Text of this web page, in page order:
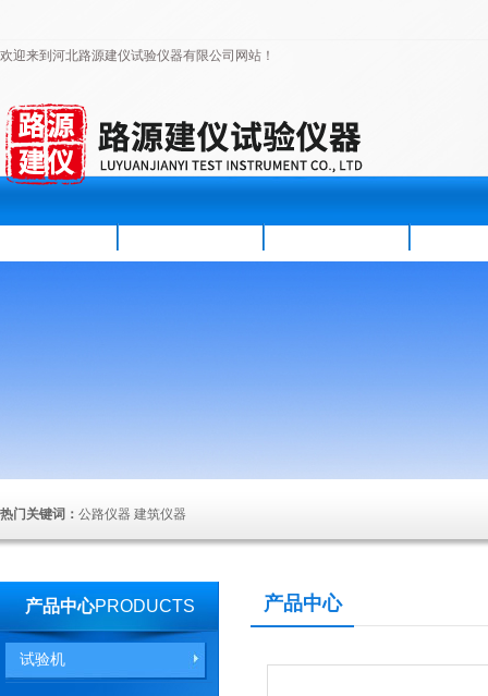
欢迎来到河北路源建仪试验仪器有限公司网站！
热门关键词： 公路仪器 建筑仪器
产品中心PRODUCTS
试验机
产品中心